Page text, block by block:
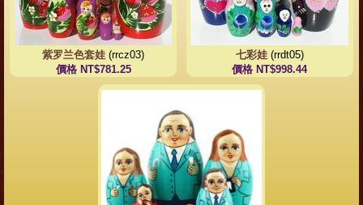
紫罗兰色套娃 (rrcz03)
價格 NT$781.25
七彩娃(rrdt05)
價格 NT$998.44